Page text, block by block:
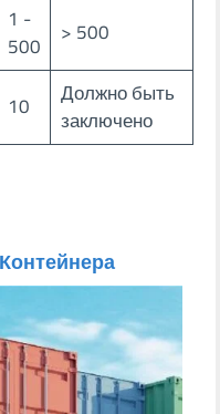
1 -
500
> 500
10 Должно быть
заключено